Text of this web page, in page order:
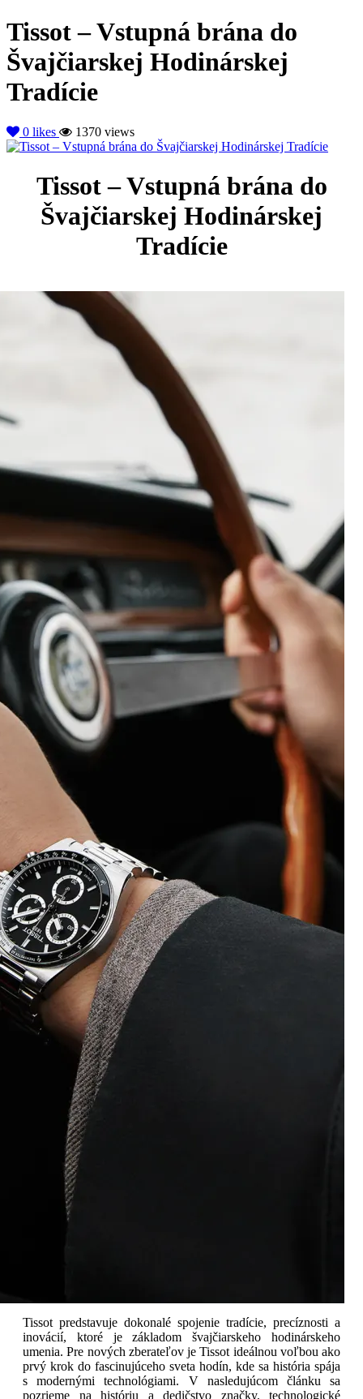
Tissot – Vstupná brána do
Švajčiarskej Hodinárskej
Tradície
0 likes 1370 views
Tissot – Vstupná brána do
Švajčiarskej Hodinárskej
Tradície
Tissot predstavuje dokonalé spojenie tradície, precíznosti a
inovácií, ktoré je základom švajčiarskeho hodinárskeho
umenia. Pre nových zberateľov je Tissot ideálnou voľbou ako
prvý krok do fascinujúceho sveta hodín, kde sa história spája
s modernými technológiami. V nasledujúcom článku sa
pozrieme na históriu a dedičstvo značky, technologické